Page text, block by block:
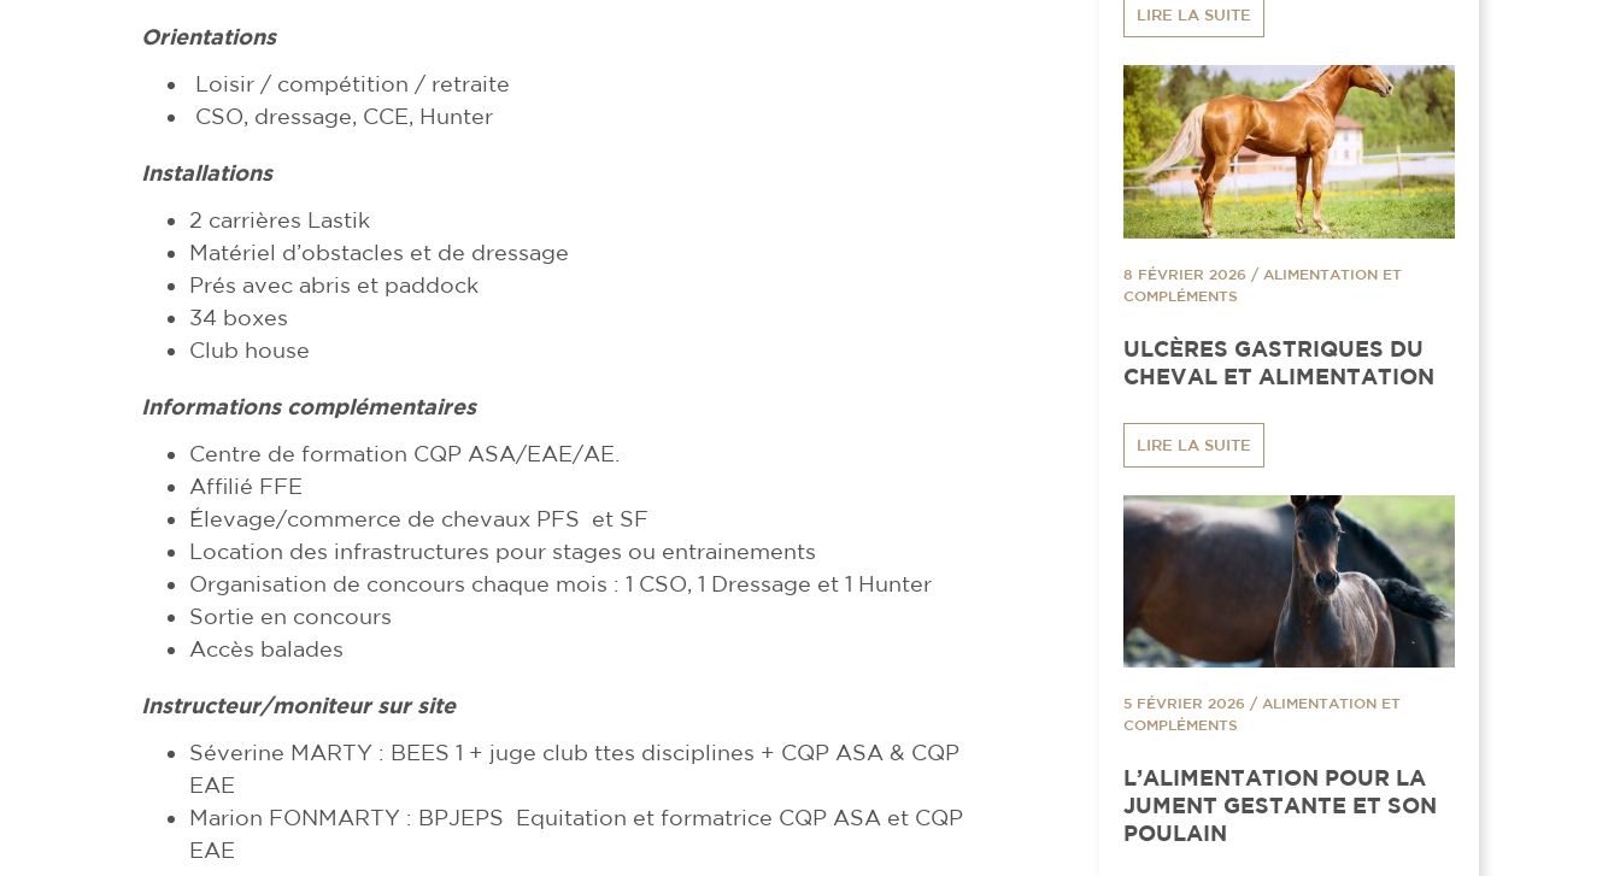
Orientations
Loisir / compétition / retraite
CSO, dressage, CCE, Hunter
Installations
2 carrières Lastik
Matériel d’obstacles et de dressage
Prés avec abris et paddock
34 boxes
Club house
Informations complémentaires
Centre de formation CQP ASA/EAE/AE.
Affilié FFE
Élevage/commerce de chevaux PFS et SF
Location des infrastructures pour stages ou entrainements
Organisation de concours chaque mois : 1 CSO, 1 Dressage et 1 Hunter
Sortie en concours
Accès balades
Instructeur/moniteur sur site
Séverine MARTY : BEES 1 + juge club ttes disciplines + CQP ASA & CQP
EAE
Marion FONMARTY : BPJEPS Equitation et formatrice CQP ASA et CQP
EAE
LIRE LA SUITE
8 FÉVRIER 2026 / ALIMENTATION ET
COMPLÉMENTS
ULCÈRES GASTRIQUES DU
CHEVAL ET ALIMENTATION
LIRE LA SUITE
5 FÉVRIER 2026 / ALIMENTATION ET
COMPLÉMENTS
L’ALIMENTATION POUR LA
JUMENT GESTANTE ET SON
POULAIN